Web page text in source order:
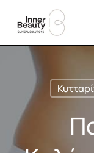
main
content